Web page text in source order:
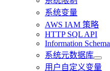
系统变量
AWS IAM 策略
HTTP SQL API
Information Schema
系统元数据库
用户自定义变量